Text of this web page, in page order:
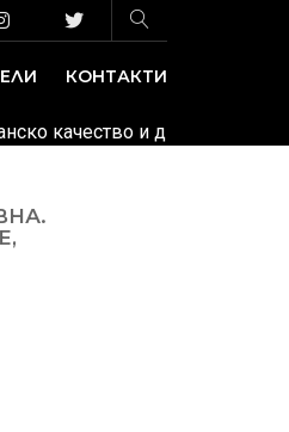
КОНТАКТИ
качество и дизайн.